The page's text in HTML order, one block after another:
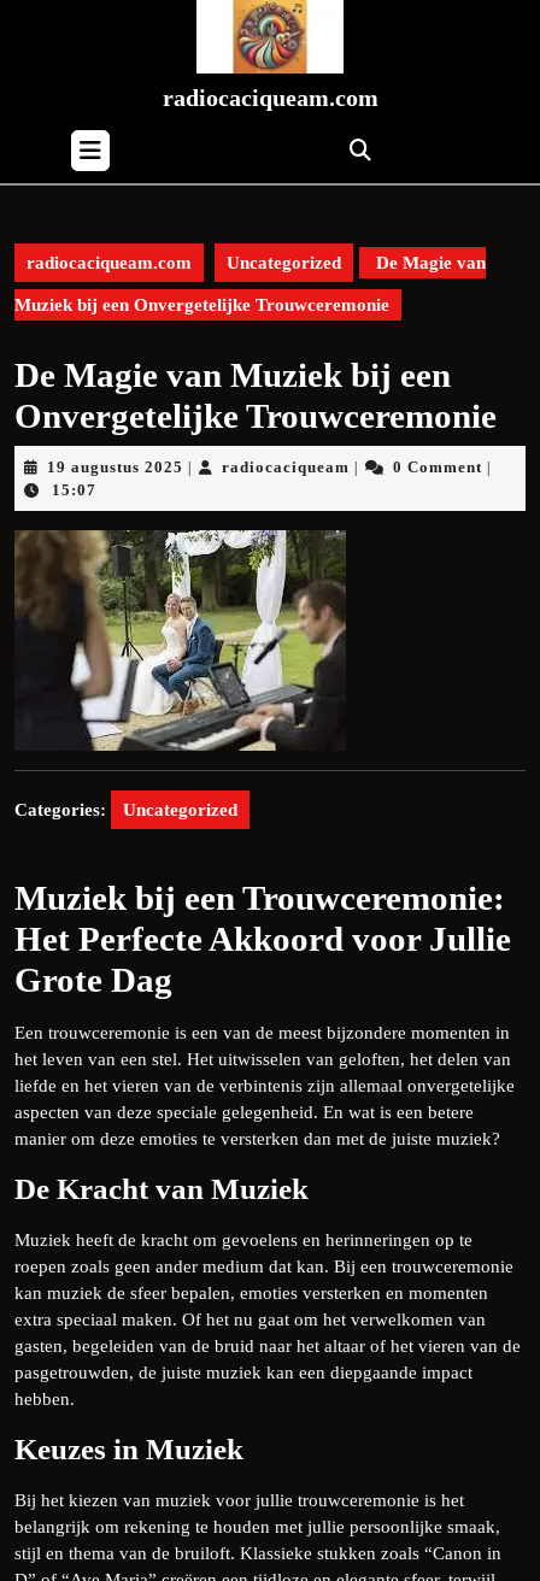
radiocaciqueam.com
Button
radiocaciqueam.com Uncategorized De Magie van
Muziek bij een Onvergetelijke Trouwceremonie
De Magie van Muziek bij een
Onvergetelijke Trouwceremonie
19 augustus 2025 19
2025
radiocaciqueam radiocaciqueam
0 Comment
15:07
Categories: Uncategorized
Muziek bij een Trouwceremonie:
Het Perfecte Akkoord voor Jullie
Grote Dag
Een trouwceremonie is een van de meest bijzondere momenten in
het leven van een stel. Het uitwisselen van geloften, het delen van
liefde en het vieren van de verbintenis zijn allemaal onvergetelijke
aspecten van deze speciale gelegenheid. En wat is een betere
manier om deze emoties te versterken dan met de juiste muziek?
De Kracht van Muziek
Muziek heeft de kracht om gevoelens en herinneringen op te
roepen zoals geen ander medium dat kan. Bij een trouwceremonie
kan muziek de sfeer bepalen, emoties versterken en momenten
extra speciaal maken. Of het nu gaat om het verwelkomen van
gasten, begeleiden van de bruid naar het altaar of het vieren van de
pasgetrouwden, de juiste muziek kan een diepgaande impact
hebben.
Keuzes in Muziek
Bij het kiezen van muziek voor jullie trouwceremonie is het
belangrijk om rekening te houden met jullie persoonlijke smaak,
stijl en thema van de bruiloft. Klassieke stukken zoals “Canon in